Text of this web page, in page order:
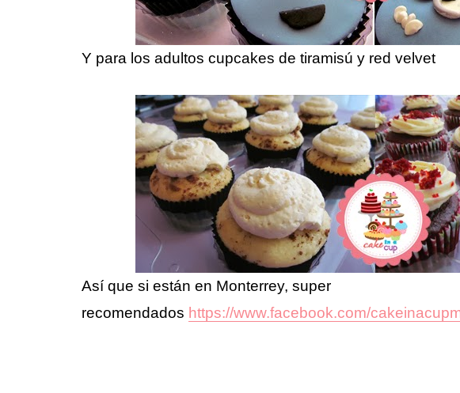
Y para los adultos cupcakes de tiramisú y red velvet
Así que si están en Monterrey, super
recomendados https://www.facebook.com/